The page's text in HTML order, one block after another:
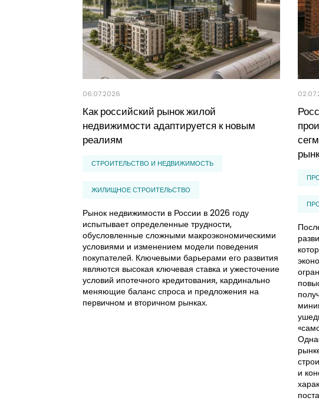
06.07.2026
Как российский рынок жилой
недвижимости адаптируется к новым
реалиям
СТРОИТЕЛЬСТВО И НЕДВИЖИМОСТЬ
ЖИЛИЩНОЕ СТРОИТЕЛЬСТВО
Рынок недвижимости в России в 2026 году
испытывает определенные трудности,
обусловленные сложными макроэкономическими
условиями и изменением модели поведения
покупателей. Ключевыми барьерами его развития
являются высокая ключевая ставка и ужесточение
условий ипотечного кредитования, кардинально
меняющие баланс спроса и предложения на
первичном и вторичном рынках.
и